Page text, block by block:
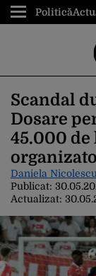
Politică
Scandal
Dosare
45.000
Daniela Nicolescu
Publicat:
Actualizat: